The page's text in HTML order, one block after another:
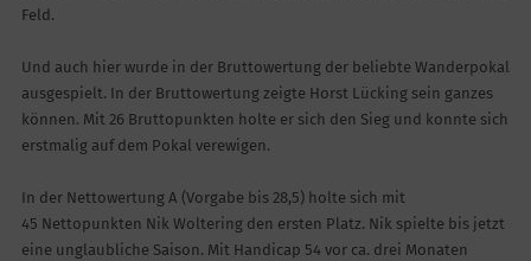
Feld.
Und auch hier wurde in der Bruttowertung der beliebte Wanderpokal
ausgespielt. In der Bruttowertung zeigte Horst Lücking sein ganzes
können. Mit 26 Bruttopunkten holte er sich den Sieg und konnte sich
erstmalig auf dem Pokal verewigen.
In der Nettowertung A (Vorgabe bis 28,5) holte sich mit
45 Nettopunkten Nik Woltering den ersten Platz. Nik spielte bis jetzt
eine unglaubliche Saison. Mit Handicap 54 vor ca. drei Monaten